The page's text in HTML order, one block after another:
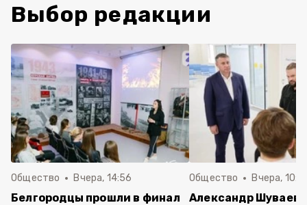
Выбор редакции
Общество Вчера, 14:56
Белгородцы прошли в финал
Общество Вчера,
Александр Шуваев